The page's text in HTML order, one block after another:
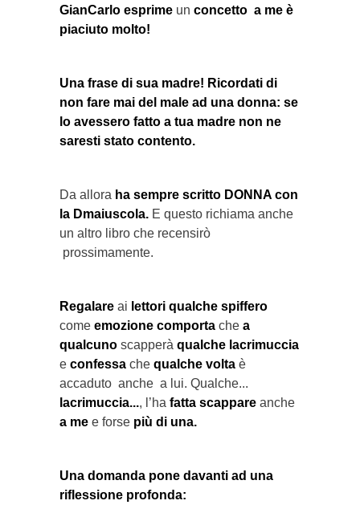
GianCarlo esprime un concetto a me è
piaciuto molto!
Una frase di sua madre! Ricordati di
non fare mai del male ad una donna: se
lo avessero fatto a tua madre non ne
saresti stato contento.
Da allora ha sempre scritto DONNA con
la Dmaiuscola. E questo richiama anche
un altro libro che recensirò
prossimamente.
Regalare ai lettori qualche spiffero
come emozione comporta che a
qualcuno scapperà qualche lacrimuccia
e confessa che qualche volta è
accaduto anche a lui. Qualche...
lacrimuccia..., l’ha fatta scappare anche
a me e forse più di una.
Una domanda pone davanti ad una
riflessione profonda: